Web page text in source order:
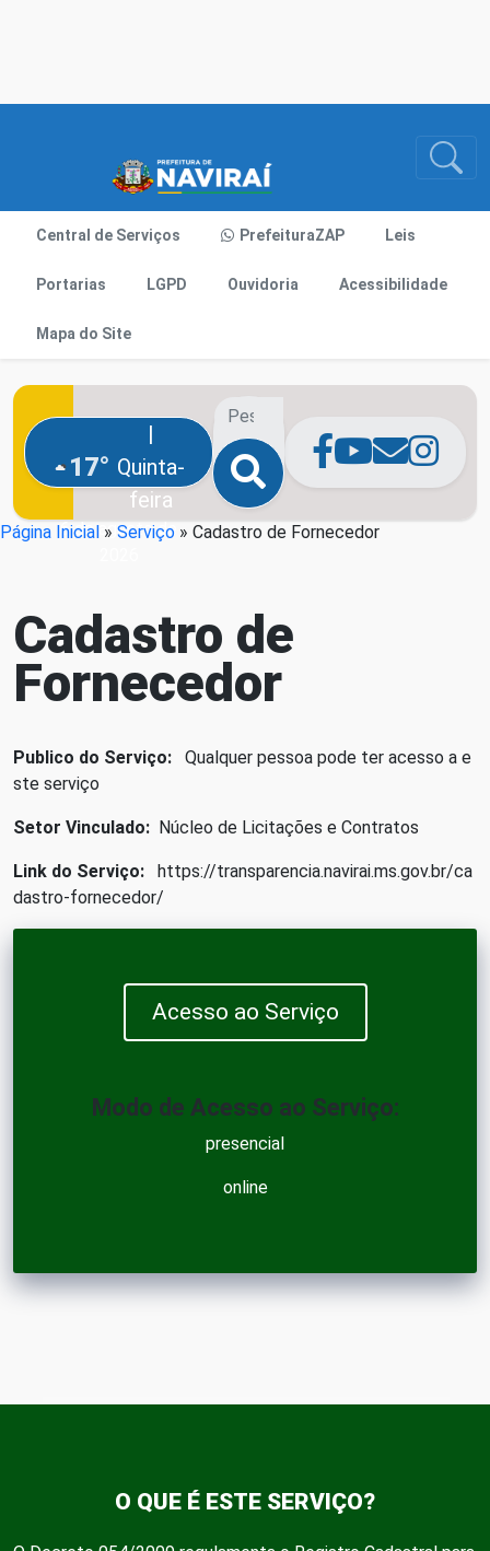
Central de Serviços PrefeituraZAP Leis
Portarias LGPD Ouvidoria Acessibilidade
Mapa do Site
17°
|
Quinta-
feira
6 de agosto de
Página Inicial » Serviço » Cadastro de Fornecedor
Cadastro de
Fornecedor
Publico do Serviço: Qualquer pessoa pode ter acesso a e
ste serviço
Setor Vinculado: Núcleo de Licitações e Contratos
Link do Serviço: https://transparencia.navirai.ms.gov.br/ca
dastro-fornecedor/
Acesso ao Serviço
Modo de Acesso ao Serviço:
presencial
online
O QUE É ESTE SERVIÇO?